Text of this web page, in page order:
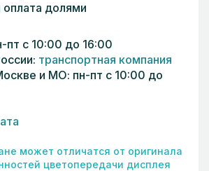
оплата долями
пт с 10:00 до 16:00
транспортная компания
и МО: пн-пт с 10:00 до
может отличатся от оригинала
цветопередачи дисплея